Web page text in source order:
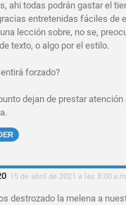
ahi todas podrán gastar el
entretenidas fáciles de
lección sobre, no se,
texto, o algo por el estilo.
forzado?
dejan de prestar
15 de abril de 2021 a las 8:00
destrozado la melena a